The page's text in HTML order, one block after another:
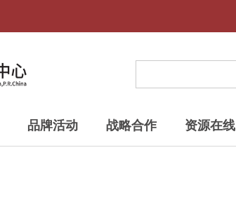
资源在线
战略合作
品牌活动